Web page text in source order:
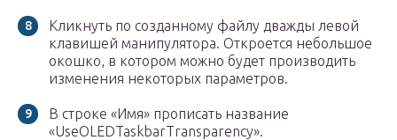
Кликнуть по созданному файлу дважды левой
клавишей манипулятора. Откроется небольшое
окошко, в котором можно будет производить
изменения некоторых параметров.
В строке «Имя» прописать название
«UseOLEDTaskbarTransparency».